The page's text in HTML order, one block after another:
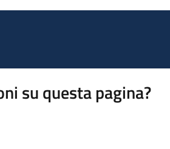
su questa pagina?